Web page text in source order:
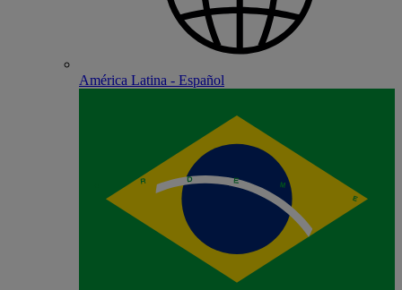
América Latina - Español